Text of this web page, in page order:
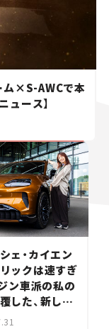
ム×S-AWCで本
ュース】
ェ・カイエン
ックは速すぎ
ン車派の私の
した、新しい
走り。